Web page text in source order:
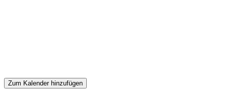
Zum Kalender hinzufügen